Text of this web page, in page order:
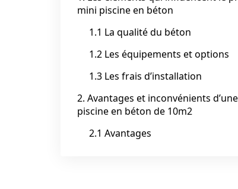
mini piscine en béton
1.1 La qualité du béton
1.2 Les équipements et options
1.3 Les frais d’installation
2. Avantages et inconvénients
piscine en béton de 10m2
2.1 Avantages